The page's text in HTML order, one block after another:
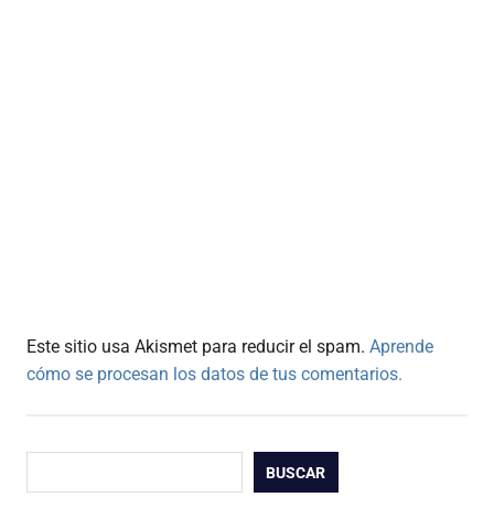
Este sitio usa Akismet para reducir el spam. Aprende
cómo se procesan los datos de tus comentarios.
BUSCAR